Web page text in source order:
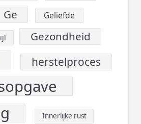
Ge Geliefde
Gezondheid
herstelproces
Innerlijke rust